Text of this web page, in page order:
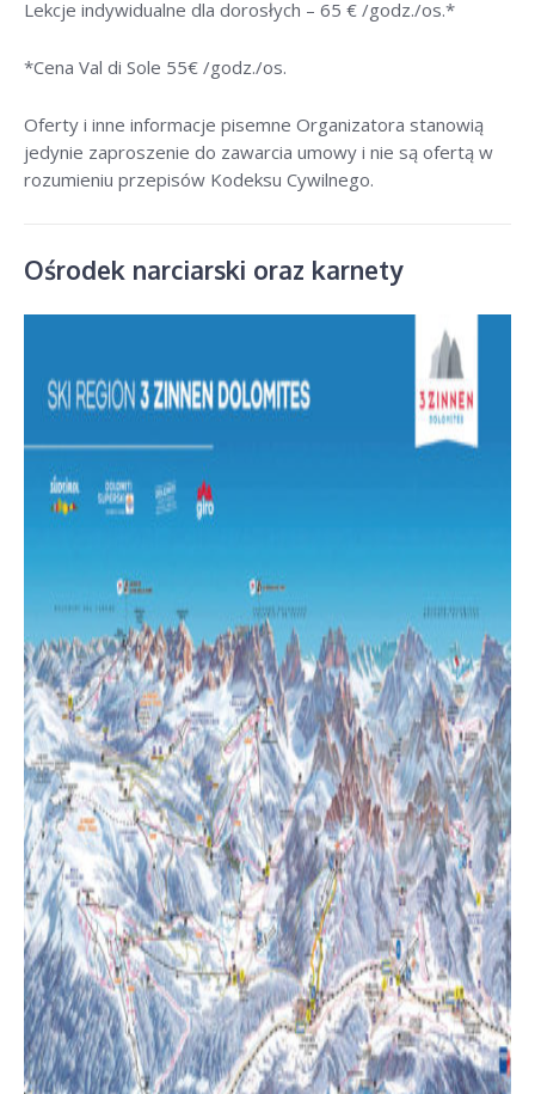
Lekcje indywidualne dla dorosłych – 65 € /godz./os.*
*Cena Val di Sole 55€ /godz./os.
Oferty i inne informacje pisemne Organizatora stanowią
jedynie zaproszenie do zawarcia umowy i nie są ofertą w
rozumieniu przepisów Kodeksu Cywilnego.
Ośrodek narciarski oraz karnety